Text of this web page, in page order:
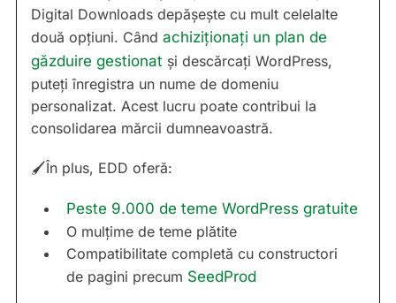
Digital Downloads depășește cu mult celelalte
două opțiuni. Când achiziționați un plan de
găzduire gestionat și descărcați WordPress,
puteți înregistra un nume de domeniu
personalizat. Acest lucru poate contribui la
consolidarea mărcii dumneavoastră.
🖌În plus, EDD oferă:
Peste 9.000 de teme WordPress gratuite
O mulțime de teme plătite
Compatibilitate completă cu constructori
de pagini precum SeedProd